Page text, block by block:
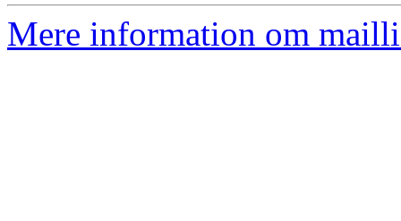
Mere information om